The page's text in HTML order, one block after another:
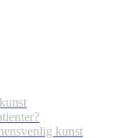
kunst